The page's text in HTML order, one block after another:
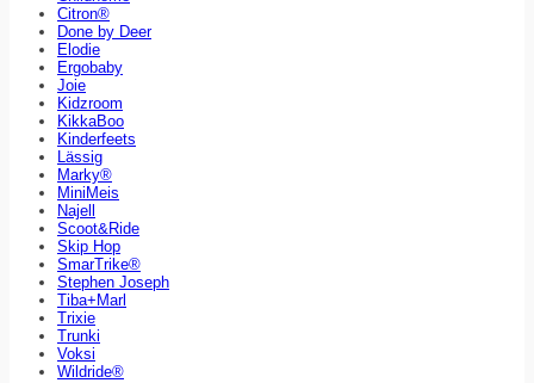
Citron®
Done by Deer
Elodie
Ergobaby
Joie
Kidzroom
KikkaBoo
Kinderfeets
Lässig
Marky®
MiniMeis
Najell
Scoot&Ride
Skip Hop
SmarTrike®
Stephen Joseph
Tiba+Marl
Trixie
Trunki
Voksi
Wildride®